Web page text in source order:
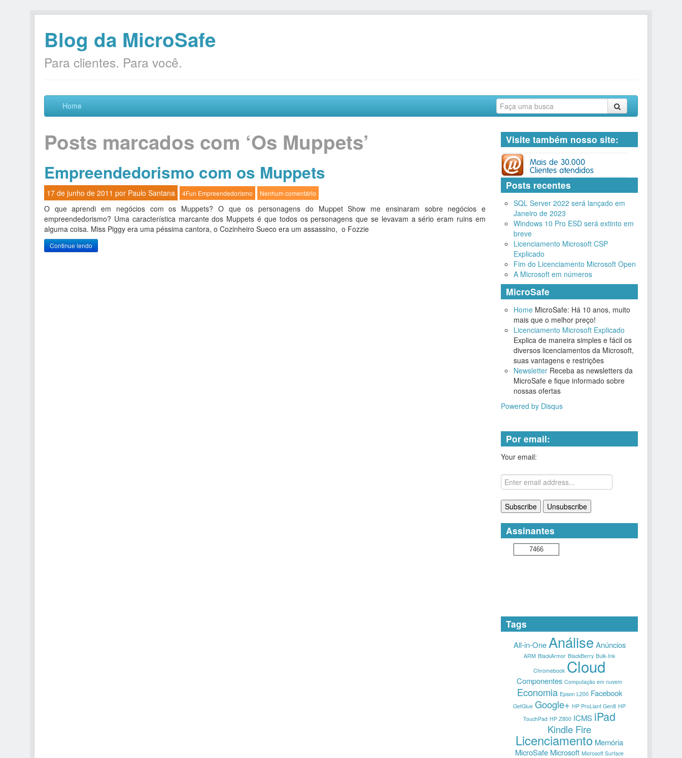
Blog da MicroSafe
Para clientes. Para você.
Home
Posts marcados com ‘Os Muppets’
Empreendedorismo com os Muppets
17 de junho de 2011 por Paulo Santana 4Fun Empreendedorismo Nenhum comentário
O que aprendi em negócios com os Muppets? O que os personagens do Muppet Show me ensinaram sobre negócios e
empreendedorismo? Uma característica marcante dos Muppets é que todos os personagens que se levavam a sério eram ruins em
alguma coisa. Miss Piggy era uma péssima cantora, o Cozinheiro Sueco era um assassino, o Fozzie
Continue lendo
Visite também nosso site:
Posts recentes
SQL Server 2022 será lançado em
Janeiro de 2023
Windows 10 Pro ESD será extinto em
breve
Licenciamento Microsoft CSP
Explicado
Fim do Licenciamento Microsoft Open
A Microsoft em números
MicroSafe
Home MicroSafe: Há 10 anos, muito
mais que o melhor preço!
Licenciamento Microsoft Explicado
Explica de maneira simples e fácil os
diversos licenciamentos da Microsoft,
suas vantagens e restrições
Newsletter Receba as newsletters da
MicroSafe e fique informado sobre
nossas ofertas
Powered by Disqus
Por email:
Your email:
Assinantes
7466
Tags
All-in-One Análise Anúncios
ARM BlackArmor BlackBerry Bulk-Ink
Chromebook Cloud
Componentes Computação em nuvem
Economia Epson L200 Facebook
GetGlue Google+ HP ProLiant Gen8 HP
TouchPad HP Z800 ICMS iPad
Kindle Fire
Licenciamento Memória
MicroSafe Microsoft Microsoft Surface